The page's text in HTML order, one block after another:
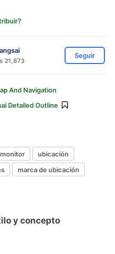
21,873
Seguir
And Navigation
Detailed Outline
monitor
ubicación
marca de ubicación
y concepto